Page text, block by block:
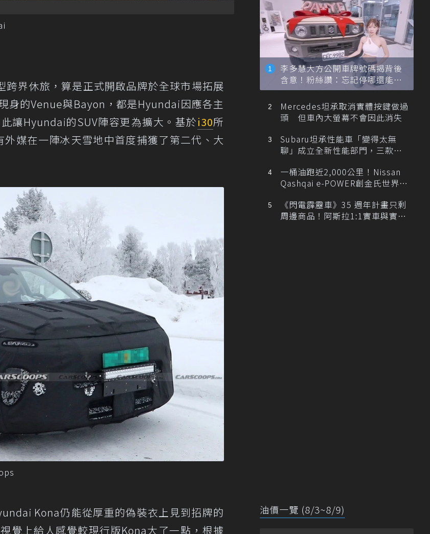
跨界休旅，算是正式開啟品牌於全球市場拓展
身的Venue與Bayon，都是Hyundai因應各主
讓Hyundai的SUV陣容更為擴大。基於i30所
媒在一陣冰天雪地中首度捕獲了第二代、大
Kona仍能從厚重的偽裝衣上見到招牌的
覺上給人感覺較現行版Kona大了一點，根據
李多慧大方公開車牌號碼揭背後
含意！粉絲讚：忘記停哪還能幫
忙找車
Mercedes坦承取消實體按鍵做過
頭 但車內大螢幕不會因此消失
Subaru坦承性能車「變得太無
聊」成立全新性能部門，三款手
一桶油跑近2,000公里！Nissan
Qashqai e-POWER創金氏世界紀
《閃電霹靂車》35 週年計畫只剩
周邊商品！阿斯拉1:1實車與實體
油價一覽 (8/3~8/9)